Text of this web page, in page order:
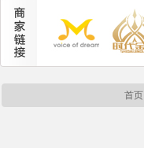
首页